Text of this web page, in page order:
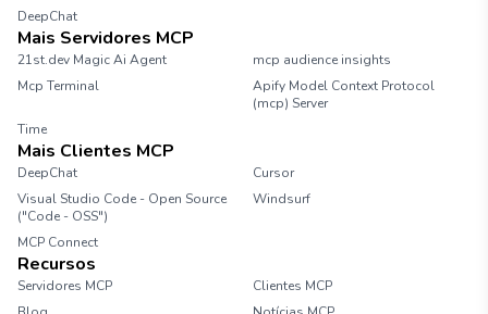
DeepChat
Mais Servidores MCP
21st.dev Magic Ai Agent
mcp audience insights
Mcp Terminal
Apify Model Context Protocol
(mcp) Server
Time
Mais Clientes MCP
DeepChat
Cursor
Visual Studio Code - Open Source
("Code - OSS")
Windsurf
MCP Connect
Recursos
Servidores MCP
Clientes MCP